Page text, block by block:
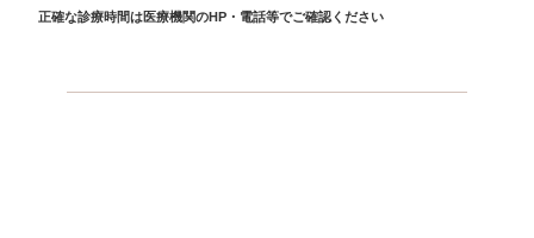
正確な診療時間は医療機関のHP・電話等でご確認ください